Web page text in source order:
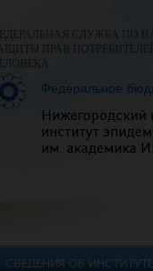
СЛУЖБА ПО
ПРАВ
Федеральное
Нижегородский
институт
им. академика
СВЕДЕНИЯ ОБ ИНСТИТУТЕ